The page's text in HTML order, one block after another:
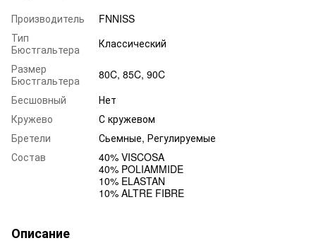
Производитель
FNNISS
Тип
Бюстгальтера
Классический
Размер
Бюстгальтера
80C, 85C, 90C
Бесшовный
Нет
Кружево
С кружевом
Бретели
Сьемные, Регулируемые
Состав
40% VISCOSA
40% POLIAMMIDE
10% ELASTAN
10% ALTRE FIBRE
Описание